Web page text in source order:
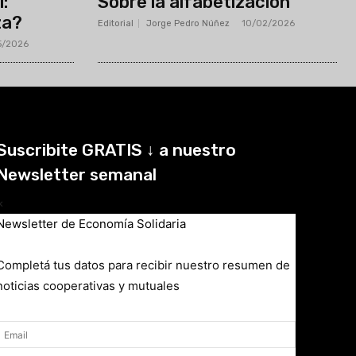
2026
Editorial Jorge Pedro Núñez 10/02/2026
GRATIS ↓ a nuestro
semanal
de Economía Solidaria
tus datos para recibir nuestro resumen de
cooperativas y mutuales